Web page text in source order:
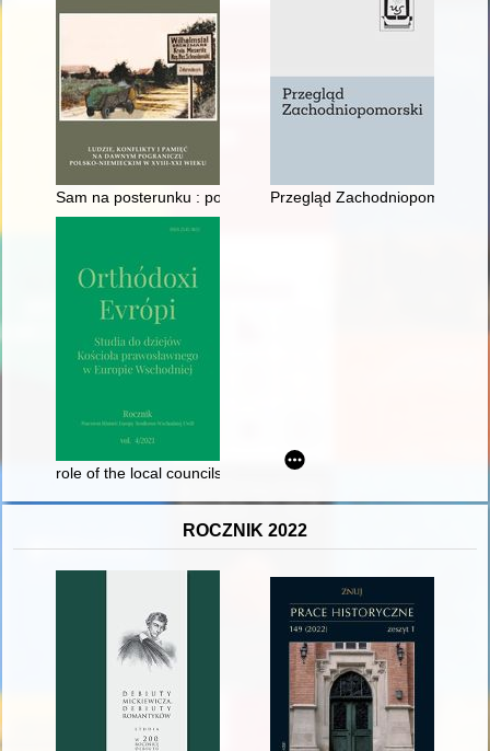
Sam na posterunku : postać starszego strażnika
Przegląd Zachodniopomorski.
role of the local councils in the life of the Orthodox Church in
ROCZNIK 2022